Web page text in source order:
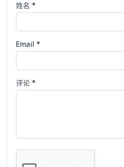
姓名 *
Email *
评论 *